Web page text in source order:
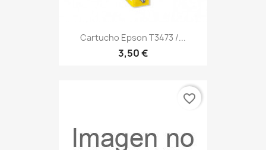
Cartucho Epson T3473 /...
3,50 €
favorite_border